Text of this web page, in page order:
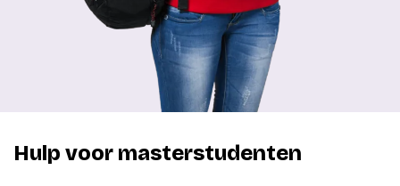
Hulp voor masterstudenten